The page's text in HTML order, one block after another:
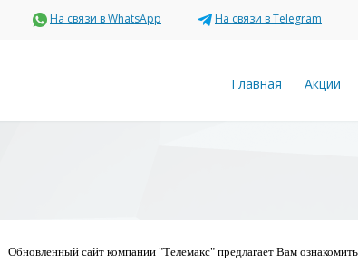
На связи в WhatsApp На связи в Telegram
Главная Акции
Обновленный сайт компании "Телемакс" предлагает Вам